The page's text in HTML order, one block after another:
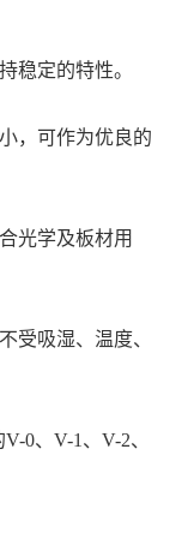
稳定的特性。
，可作为优良的
光学及板材用
受吸湿、温度、
0、V-1、V-2、